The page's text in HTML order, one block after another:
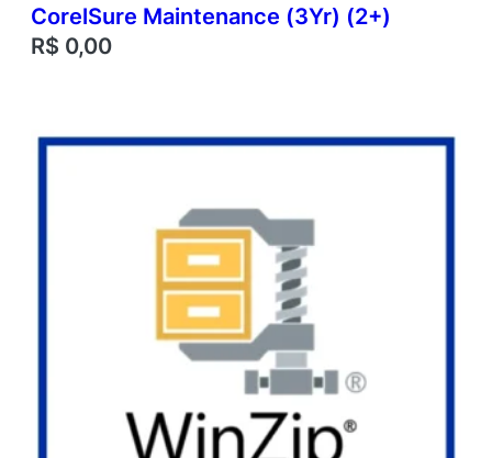
CorelSure Maintenance (3Yr) (2+)
R$ 0,00